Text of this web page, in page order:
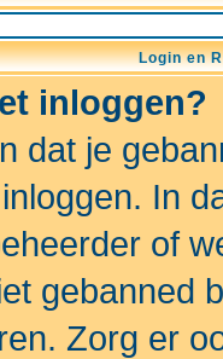
Login en
inloggen?
dat je
In
of
gebanned
Zorg er